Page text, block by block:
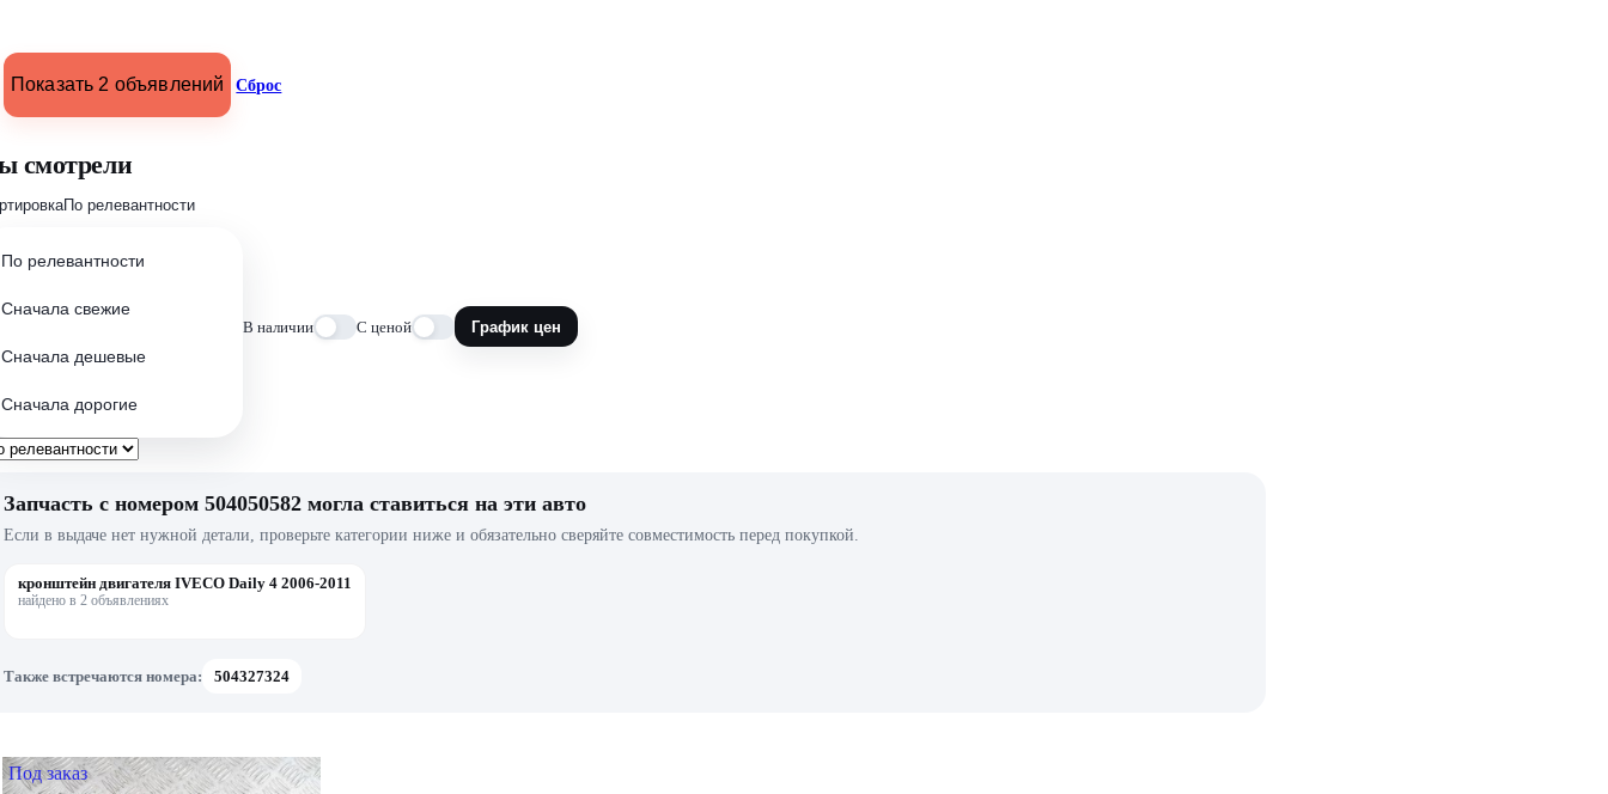
Показать 2 объявлений Сброс
смотрели
По релевантности
По релевантности
Сначала свежие
Сначала дешевые
Сначала дорогие
В наличии С ценой График цен
Запчасть с номером 504050582 могла ставиться на эти авто
Если в выдаче нет нужной детали, проверьте категории ниже и обязательно сверяйте совместимость перед покупкой.
кронштейн двигателя IVECO Daily 4 2006-2011
найдено в 2 объявлениях
Также встречаются номера: 504327324
Под заказ